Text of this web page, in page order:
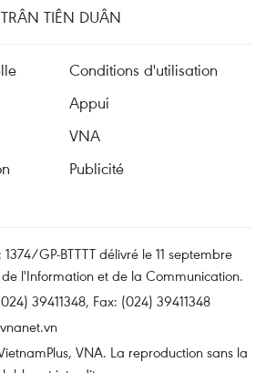
TIÊN DUÂN
Conditions d'utilisation
Appui
VNA
Publicité
GP-BTTTT délivré le 11 septembre
l'Information et de la Communication.
39411348, Fax: (024) 39411348
VNA. La reproduction sans la